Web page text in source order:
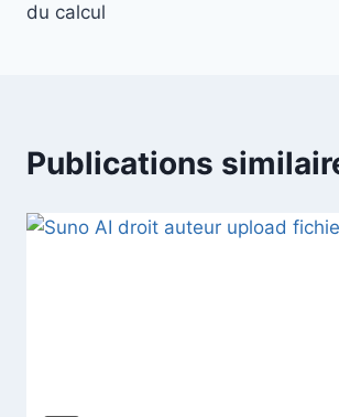
du calcul
Publications